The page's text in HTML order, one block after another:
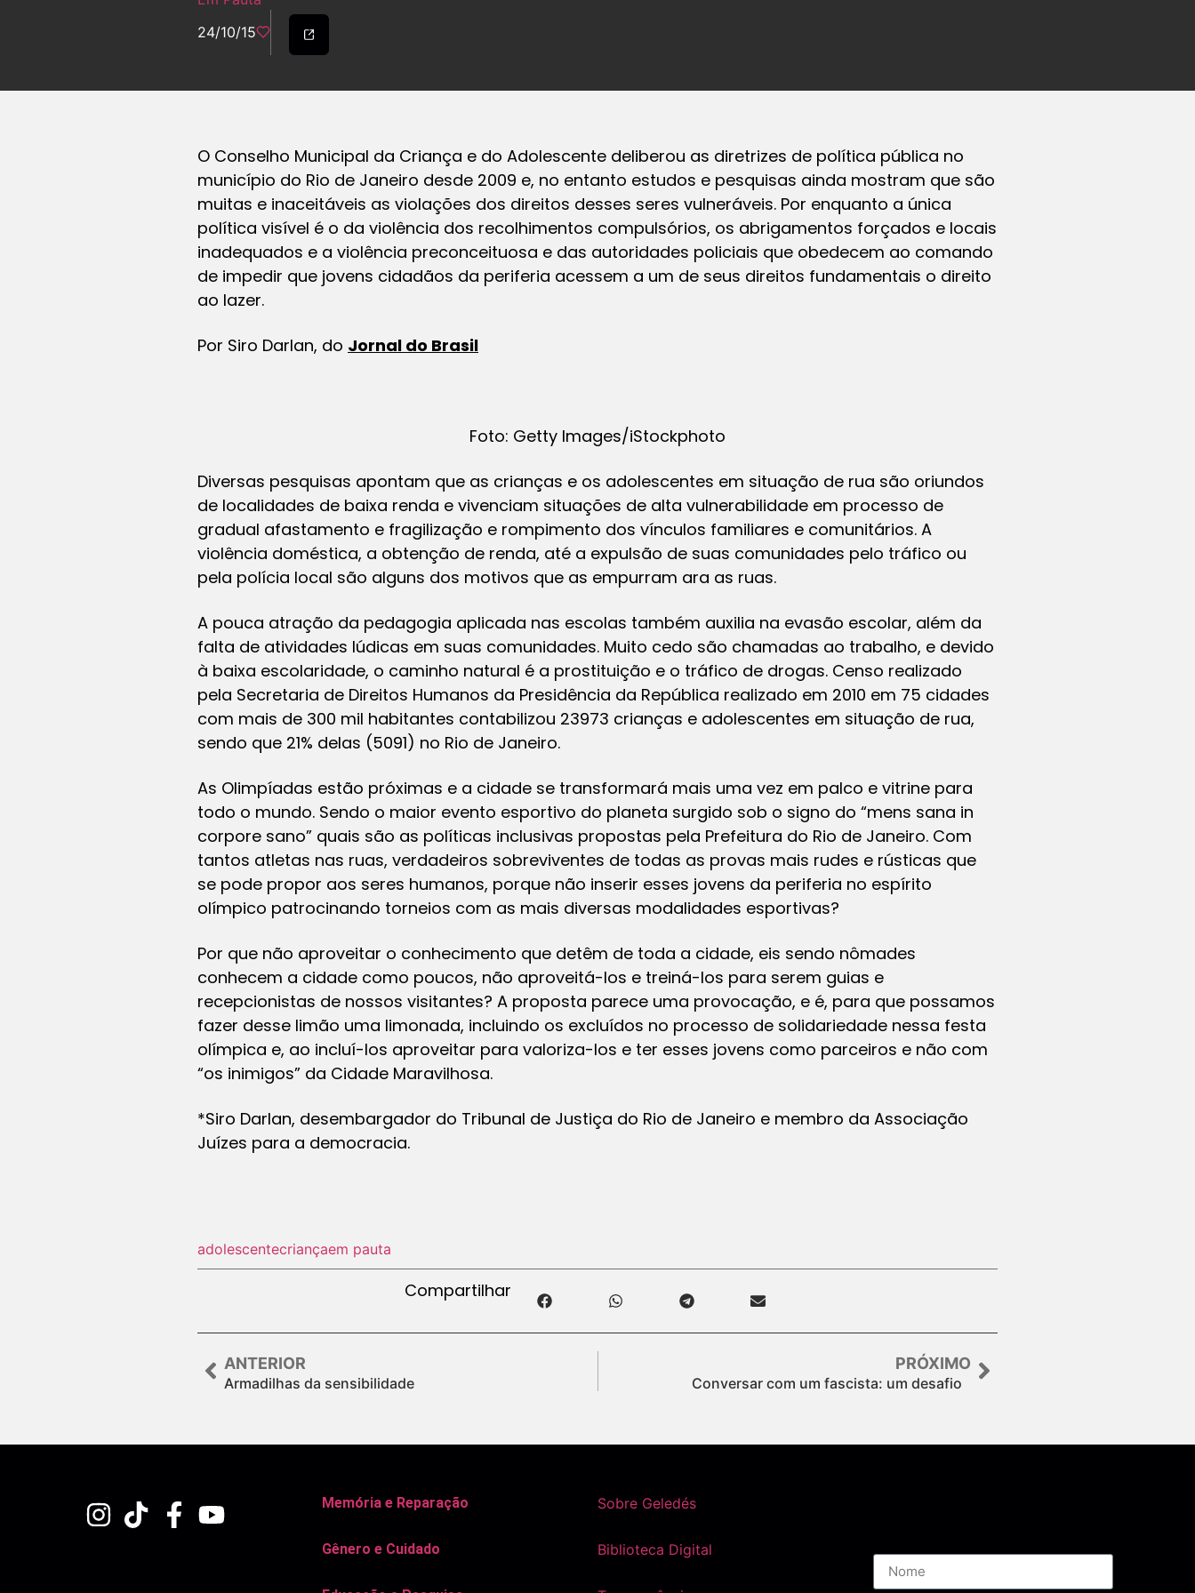
24/10/15
O Conselho Municipal da Criança e do Adolescente deliberou as diretrizes de política pública no
município do Rio de Janeiro desde 2009 e, no entanto estudos e pesquisas ainda mostram que são
muitas e inaceitáveis as violações dos direitos desses seres vulneráveis. Por enquanto a única
política visível é o da violência dos recolhimentos compulsórios, os abrigamentos forçados e locais
inadequados e a violência preconceituosa e das autoridades policiais que obedecem ao comando
de impedir que jovens cidadãos da periferia acessem a um de seus direitos fundamentais o direito
ao lazer.
Por Siro Darlan, do Jornal do Brasil
Foto: Getty Images/iStockphoto
Diversas pesquisas apontam que as crianças e os adolescentes em situação de rua são oriundos
de localidades de baixa renda e vivenciam situações de alta vulnerabilidade em processo de
gradual afastamento e fragilização e rompimento dos vínculos familiares e comunitários. A
violência doméstica, a obtenção de renda, até a expulsão de suas comunidades pelo tráfico ou
pela polícia local são alguns dos motivos que as empurram ara as ruas.
A pouca atração da pedagogia aplicada nas escolas também auxilia na evasão escolar, além da
falta de atividades lúdicas em suas comunidades. Muito cedo são chamadas ao trabalho, e devido
à baixa escolaridade, o caminho natural é a prostituição e o tráfico de drogas. Censo realizado
pela Secretaria de Direitos Humanos da Presidência da República realizado em 2010 em 75 cidades
com mais de 300 mil habitantes contabilizou 23973 crianças e adolescentes em situação de rua,
sendo que 21% delas (5091) no Rio de Janeiro.
As Olimpíadas estão próximas e a cidade se transformará mais uma vez em palco e vitrine para
todo o mundo. Sendo o maior evento esportivo do planeta surgido sob o signo do “mens sana in
corpore sano” quais são as políticas inclusivas propostas pela Prefeitura do Rio de Janeiro. Com
tantos atletas nas ruas, verdadeiros sobreviventes de todas as provas mais rudes e rústicas que
se pode propor aos seres humanos, porque não inserir esses jovens da periferia no espírito
olímpico patrocinando torneios com as mais diversas modalidades esportivas?
Por que não aproveitar o conhecimento que detêm de toda a cidade, eis sendo nômades
conhecem a cidade como poucos, não aproveitá-los e treiná-los para serem guias e
recepcionistas de nossos visitantes? A proposta parece uma provocação, e é, para que possamos
fazer desse limão uma limonada, incluindo os excluídos no processo de solidariedade nessa festa
olímpica e, ao incluí-los aproveitar para valoriza-los e ter esses jovens como parceiros e não com
“os inimigos” da Cidade Maravilhosa.
*Siro Darlan, desembargador do Tribunal de Justiça do Rio de Janeiro e membro da Associação
Juízes para a democracia.
adolescentecriançaem pauta
Compartilhar
ANTERIOR
Armadilhas da sensibilidade
PRÓXIMO
Conversar com um fascista: um desafio
Memória e Reparação
Gênero e Cuidado
Sobre Geledés
Biblioteca Digital